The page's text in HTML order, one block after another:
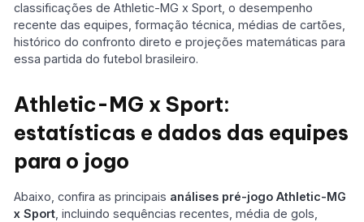
classificações de Athletic-MG x Sport, o desempenho
recente das equipes, formação técnica, médias de cartões,
histórico do confronto direto e projeções matemáticas para
essa partida do futebol brasileiro.
Athletic-MG x Sport:
estatísticas e dados das equipes
para o jogo
Abaixo, confira as principais análises pré-jogo Athletic-MG
x Sport , incluindo sequências recentes, média de gols,